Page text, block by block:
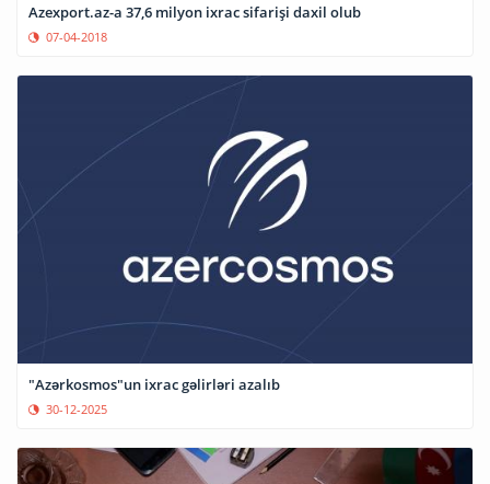
Azexport.az-a 37,6 milyon ixrac sifarişi daxil olub
07-04-2018
"Azərkosmos"un ixrac gəlirləri azalıb
30-12-2025